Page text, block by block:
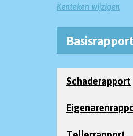
Kenteken wijzigen
Basisrapport
Schaderapport